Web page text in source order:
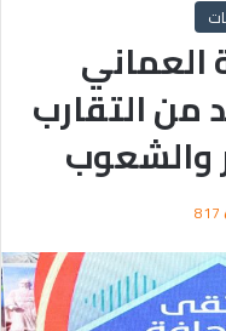
من التقارب
والشعوب
817